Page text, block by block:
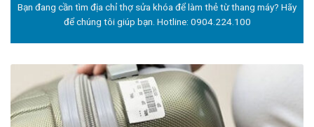
Bạn đang cần tìm địa chỉ thợ sửa khóa để làm thẻ từ thang máy? Hãy
để chúng tôi giúp bạn. Hotline: 0904.224.100